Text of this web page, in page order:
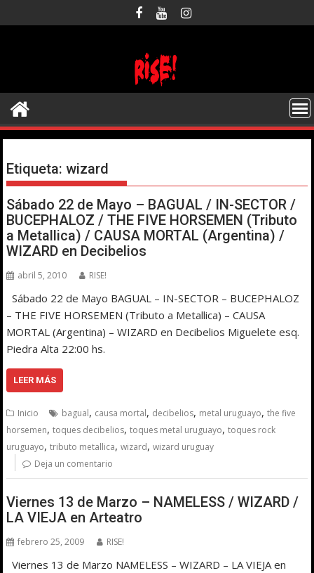
al
Etiqueta:wizard
Sábado 22 de Mayo – BAGUAL / IN-SECTOR /
BUCEPHALOZ / THE FIVE HORSEMEN (Tributo
a Metallica) / CAUSA MORTAL (Argentina) /
WIZARD en Decibelios
abril 5, 2010 RISE!
Sábado 22 de Mayo BAGUAL – IN-SECTOR – BUCEPHALOZ
– THE FIVE HORSEMEN (Tributo a Metallica) – CAUSA
MORTAL (Argentina) – WIZARD en Decibelios Miguelete esq.
Piedra Alta 22:00 hs.
LEER MÁS
Inicio bagual, causa mortal, decibelios, metal uruguayo,the five
horsemen,toques decibelios,toques metal uruguayo,toques rock
uruguayo,tributo metallica,wizard,wizard uruguay
Deja un comentario
Viernes 13 de Marzo – NAMELESS / WIZARD /
LA VIEJA en Arteatro
febrero 25, 2009 RISE!
Viernes 13 de Marzo NAMELESS – WIZARD – LA VIEJA en